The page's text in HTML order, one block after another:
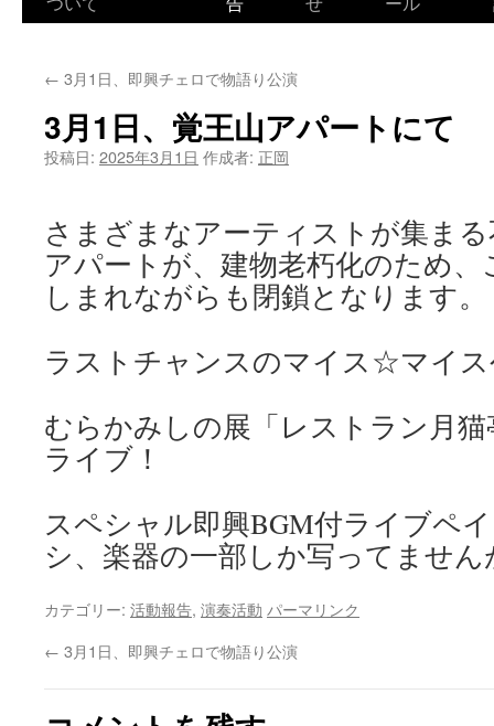
← 3月1日、即興チェロで物語り公演
3月1日、覚王山アパートにて
投稿日: 2025年3月1日 作成者: 正岡
さまざまなアーティストが集ま
アパートが、建物老朽化のため
しまれながらも閉鎖となります。
ラストチャンスのマイス☆マイ
むらかみしの展「レストラン月
ライブ！
スペシャル即興BGM付ライブペ
シ、楽器の一部しか写ってません
カテゴリー: 活動報告, 演奏活動 パーマリンク
← 3月1日、即興チェロで物語り公演